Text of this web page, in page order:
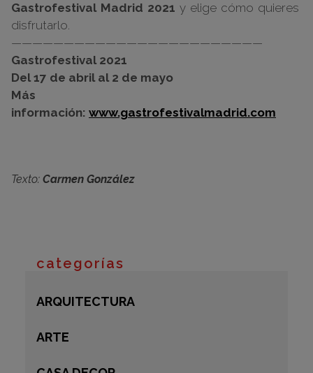
Gastrofestival Madrid 2021 y elige cómo quieres
disfrutarlo.
————————————————————————
Gastrofestival 2021
Del 17 de abril al 2 de mayo
Más
información: www.gastrofestivalmadrid.com
Texto: Carmen González
categorías
ARQUITECTURA
ARTE